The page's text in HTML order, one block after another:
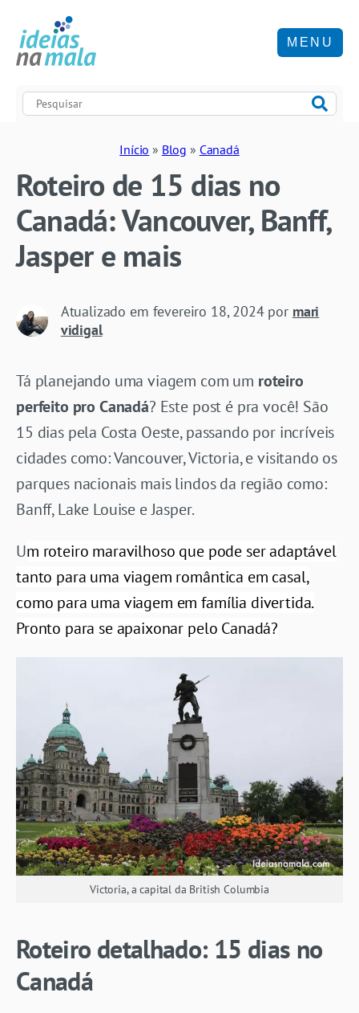
MENU
Início » Blog » Canadá
Roteiro de 15 dias no
Canadá: Vancouver, Banff,
Jasper e mais
Atualizado em fevereiro 18, 2024por mari
vidigal
Tá planejando uma viagem com um roteiro
perfeito pro Canadá? Este post é pra você! São
15 dias pela Costa Oeste, passando por incríveis
cidades como: Vancouver, Victoria, e visitando os
parques nacionais mais lindos da região como:
Banff, Lake Louise e Jasper.
Um roteiro maravilhoso que pode ser adaptável
tanto para uma viagem romântica em casal,
como para uma viagem em família divertida.
Pronto para se apaixonar pelo Canadá?
Victoria, a capital da British Columbia
Roteiro detalhado: 15 dias no
Canadá